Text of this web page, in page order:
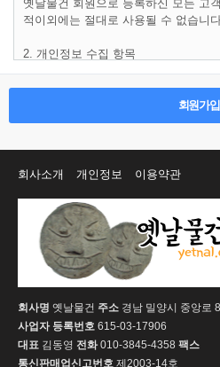
회원가입
회사소개 개인정보 이용약관
회사명 옛날물건 주소 경남 밀양시 중앙로
사업자 등록번호 615-03-17906
대표 김동영 전화010-3845-4358 팩스
통신판매업신고번호 제2003-14호